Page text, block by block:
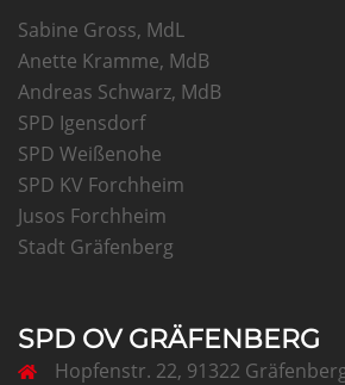
Sabine Gross, MdL
Anette Kramme, MdB
Andreas Schwarz, MdB
SPD Igensdorf
SPD Weißenohe
SPD KV Forchheim
Jusos Forchheim
Stadt Gräfenberg
SPD OV GRÄFENBERG
Hopfenstr. 22, 91322